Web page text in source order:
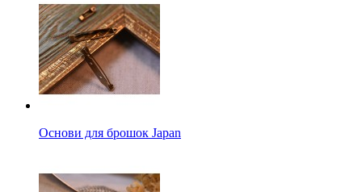
Основи для брошок Japan